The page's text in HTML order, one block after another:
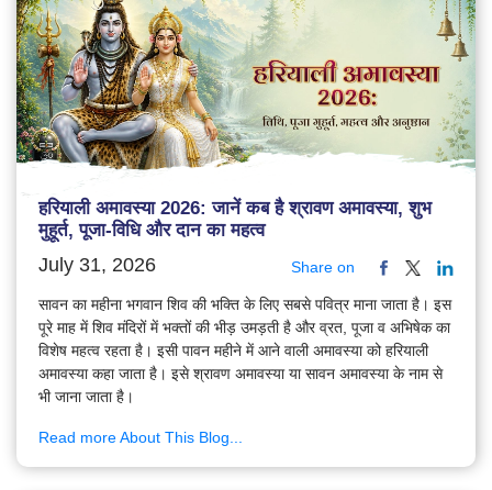
हरियाली अमावस्या 2026: जानें कब है श्रावण अमावस्या, शुभ
मुहूर्त, पूजा-विधि और दान का महत्व
July 31, 2026 Share on
सावन का महीना भगवान शिव की भक्ति के लिए सबसे पवित्र माना जाता है। इस
पूरे माह में शिव मंदिरों में भक्तों की भीड़ उमड़ती है और व्रत, पूजा व अभिषेक का
विशेष महत्व रहता है। इसी पावन महीने में आने वाली अमावस्या को हरियाली
अमावस्या कहा जाता है। इसे श्रावण अमावस्या या सावन अमावस्या के नाम से
भी जाना जाता है।
Read more About This Blog...